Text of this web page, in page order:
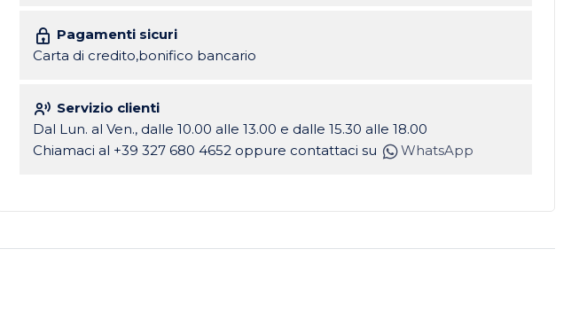
Pagamenti sicuri
Carta di credito,bonifico bancario
Servizio clienti
Dal Lun. al Ven., dalle 10.00 alle 13.00 e dalle 15.30 alle 18.00
Chiamaci al +39 327 680 4652 oppure contattaci su
WhatsApp